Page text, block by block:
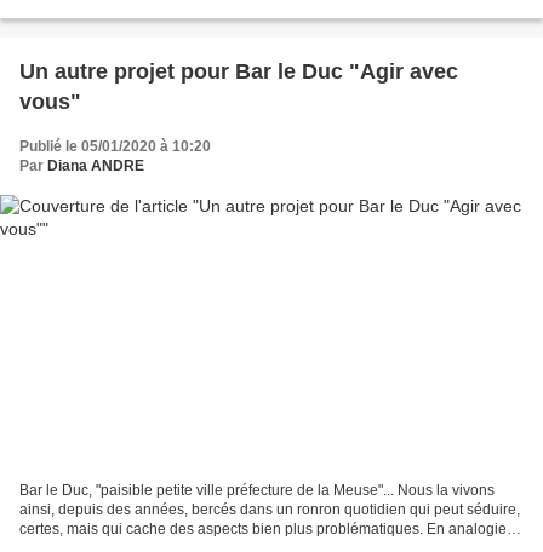
Un autre projet pour Bar le Duc "Agir avec
vous"
Publié le 05/01/2020 à 10:20
Par Diana ANDRE
Bar le Duc, "paisible petite ville préfecture de la Meuse"... Nous la vivons
ainsi, depuis des années, bercés dans un ronron quotidien qui peut séduire,
certes, mais qui cache des aspects bien plus problématiques. En analogie